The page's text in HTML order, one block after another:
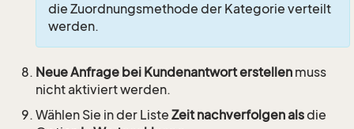
die Zuordnungsmethode der Kategorie verteilt
werden.
Neue Anfrage bei Kundenantwort erstellen muss
nicht aktiviert werden.
Wählen Sie in der Liste Zeit nachverfolgen alsdie